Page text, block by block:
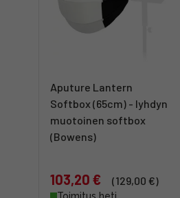
Aputure Lantern
Softbox (65cm) - lyhdyn
muotoinen softbox
(Bowens)
103,20 € (129,00 €)